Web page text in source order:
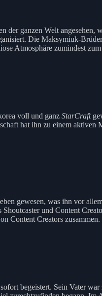
der ganzen Welt
Die Maksymiuk-
Atmosphäre zumindest
voll und ganz StarCraft
hat ihn zu einem
gewesen, was ihn vor
Shoutcaster und Content
Content Creators zusammen.
begeistert. Sein Vater